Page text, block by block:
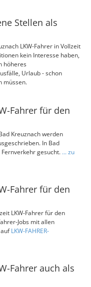
Stellen als
LKW-Fahrer in Vollzeit
kein Interesse haben,
höheres
Urlaub - schon
müssen.
Fahrer für den
Kreuznach werden
In Bad
gesucht. ... zu
Fahrer für den
LKW-Fahrer für den
Jobs mit allen
LKW-FAHRER-
Fahrer auch als